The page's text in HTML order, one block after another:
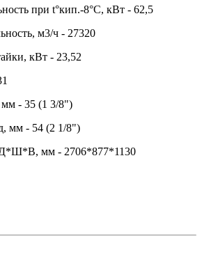
при t°кип.-8°С, кВт - 62,5
м3/ч - 27320
кВт - 23,52
- 35 (1 3/8")
мм - 54 (2 1/8")
Д*Ш*В, мм - 2706*877*1130